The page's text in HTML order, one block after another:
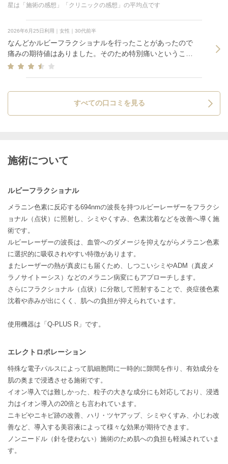
星は「施術の感想」「クリニックの感想」の平均点です
2026年6月25日利用｜女性｜30代前半
なんどかルビーフラクショナルを行ったことがあったので
痛みの期待値はありました。そのため特別痛いということ
はありませんでした。
すべての口コミを見る
施術について
ルビーフラクショナル
メラニン色素に反応する694nmの波長を持つルビーレーザーをフラクシ
ョナル（点状）に照射し、シミやくすみ、色素沈着などを改善へ導く施
術です。
ルビーレーザーの波長は、血管へのダメージを抑えながらメラニン色素
に選択的に吸収されやすい特徴があります。
またレーザーの熱が真皮にも届くため、しつこいシミやADM（真皮メ
ラノサイトーシス）などのメラニン病変にもアプローチします。
さらにフラクショナル（点状）に分散して照射することで、炎症後色素
沈着や赤みが出にくく、肌への負担が抑えられています。
使用機器は「Q-PLUS R」です。
エレクトロポレーション
特殊な電子パルスによって肌細胞間に一時的に隙間を作り、有効成分を
肌の奥まで浸透させる施術です。
イオン導入では難しかった、粒子の大きな成分にも対応しており、浸透
力はイオン導入の20倍とも言われています。
ニキビやニキビ跡の改善、ハリ・ツヤアップ、シミやくすみ、小じわ改
善など、導入する美容液によって様々な効果が期待できます。
ノンニードル（針を使わない）施術のため肌への負担も軽減されていま
す。